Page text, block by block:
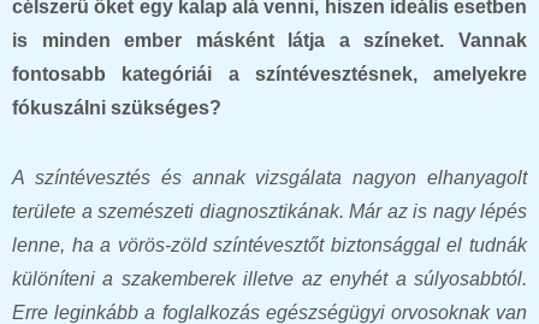
célszerű őket egy kalap alá venni, hiszen ideális esetben
is minden ember másként látja a színeket. Vannak
fontosabb kategóriái a színtévesztésnek, amelyekre
fókuszálni szükséges?
A színtévesztés és annak vizsgálata nagyon elhanyagolt
területe a szemészeti diagnosztikának. Már az is nagy lépés
lenne, ha a vörös-zöld színtévesztőt biztonsággal el tudnák
különíteni a szakemberek illetve az enyhét a súlyosabbtól.
Erre leginkább a foglalkozás egészségügyi orvosoknak van